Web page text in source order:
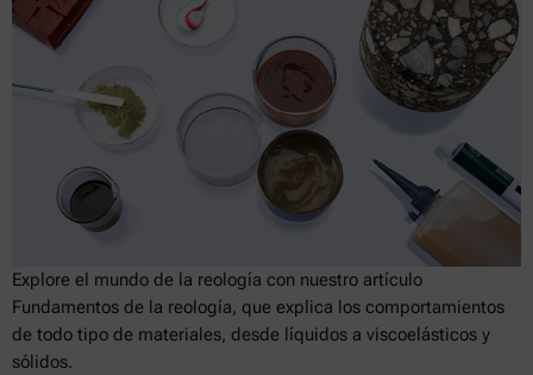
Explore el mundo de la reología con nuestro artículo
Fundamentos de la reología, que explica los comportamientos
de todo tipo de materiales, desde líquidos a viscoelásticos y
sólidos.